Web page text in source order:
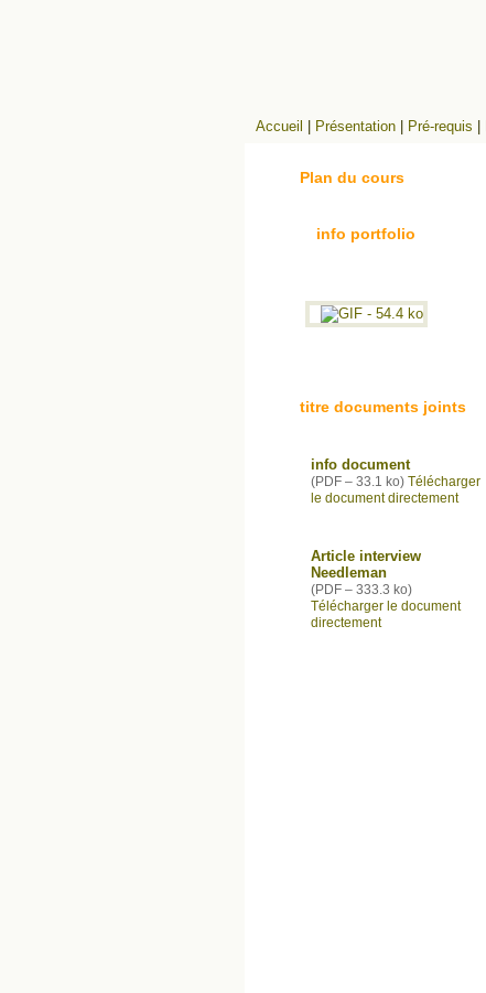
Accueil Présentation Pré-requis
Plan du cours
info portfolio
titre documents joints
info document
(PDF – 33.1 ko) Télécharger
le document directement
Article interview
Needleman
(PDF – 333.3 ko)
Télécharger le document
directement